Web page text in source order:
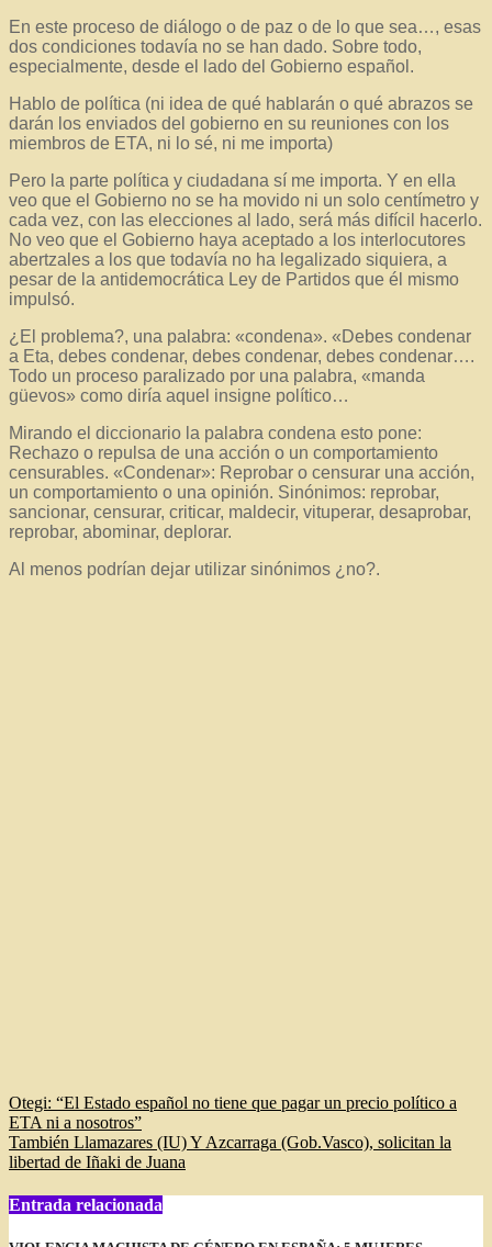
En este proceso de diálogo o de paz o de lo que sea…, esas
dos condiciones todavía no se han dado. Sobre todo,
especialmente, desde el lado del Gobierno español.
Hablo de política (ni idea de qué hablarán o qué abrazos se
darán los enviados del gobierno en su reuniones con los
miembros de ETA, ni lo sé, ni me importa)
Pero la parte política y ciudadana sí me importa. Y en ella
veo que el Gobierno no se ha movido ni un solo centímetro y
cada vez, con las elecciones al lado, será más difícil hacerlo.
No veo que el Gobierno haya aceptado a los interlocutores
abertzales a los que todavía no ha legalizado siquiera, a
pesar de la antidemocrática Ley de Partidos que él mismo
impulsó.
¿El problema?, una palabra: «condena». «Debes condenar
a Eta, debes condenar, debes condenar, debes condenar….
Todo un proceso paralizado por una palabra, «manda
güevos» como diría aquel insigne político…
Mirando el diccionario la palabra condena esto pone:
Rechazo o repulsa de una acción o un comportamiento
censurables. «Condenar»: Reprobar o censurar una acción,
un comportamiento o una opinión. Sinónimos: reprobar,
sancionar, censurar, criticar, maldecir, vituperar, desaprobar,
reprobar, abominar, deplorar.
Al menos podrían dejar utilizar sinónimos ¿no?.
Navegación
de
entradas
Otegi: “El Estado español no tiene que pagar un precio político a
ETA ni a nosotros”
También Llamazares (IU) Y Azcarraga (Gob.Vasco), solicitan la
libertad de Iñaki de Juana
Entrada relacionada